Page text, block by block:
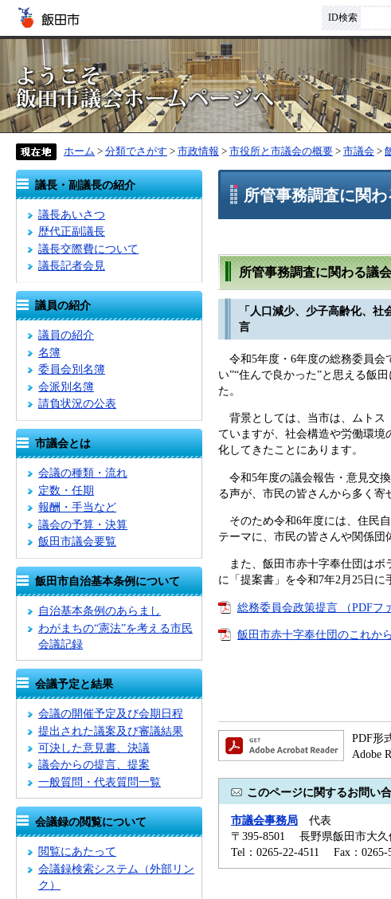
ID検索
ホーム > 分類でさがす > 市政情報 > 市役所と市議会の概要 > 市議会 >
議長・副議長の紹介
議長あいさつ
歴代正副議長
議長交際費について
議長記者会見
議員の紹介
議員の紹介
名簿
委員会別名簿
会派別名簿
請負状況の公表
市議会とは
会議の種類・流れ
定数・任期
報酬・手当など
議会の予算・決算
飯田市議会要覧
飯田市自治基本条例について
自治基本条例のあらまし
わがまちの“憲法”を考える市民
会議記録
会議予定と結果
会議の開催予定及び会期日程
提出された議案及び審議結果
可決した意見書、決議
議会からの提言、提案
一般質問・代表質問一覧
会議録の閲覧について
閲覧にあたって
会議録検索システム （外部リン
ク）
所管事務調査に関
所管事務調査に関わる議
「人口減少、少子高齢化、
言
令和5年度・6年度の総務委員会
い”“住んで良かった”と思える飯
た。
背景としては、当市は、ムトス
ていますが、社会構造や労働環
化してきたことにあります。
令和5年度の議会報告・意見交
る声が、市民の皆さんから多く寄
そのため令和6年度には、住民
テーマに、市民の皆さんや関係団
また、飯田市赤十字奉仕団はボ
に「提案書」を令和7年2月25日に
総務委員会政策提言 （PDFフ
飯田市赤十字奉仕団のこれか
PDF形
Adobe
このページに関するお問い
市議会事務局 代表
〒395-8501 長野県飯田市大
Tel：0265-22-4511 Fax：